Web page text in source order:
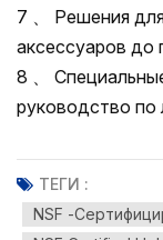
7 、 Решения
аксессуаров до
8 、
руководство по
ТЕГИ :
NSF -